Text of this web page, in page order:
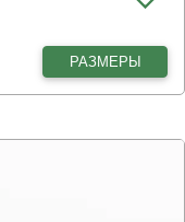
РАЗМЕРЫ